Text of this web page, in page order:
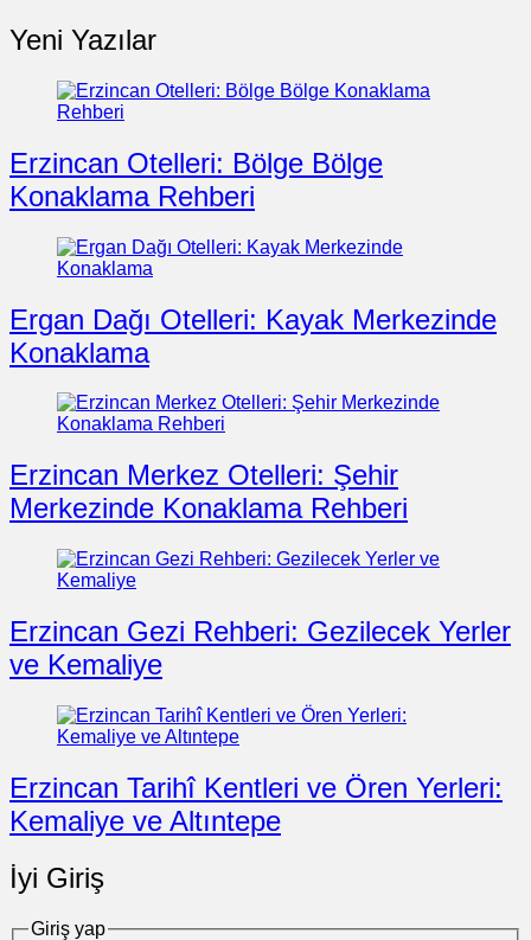
Yeni Yazılar
Erzincan Otelleri: Bölge Bölge
Konaklama Rehberi
Ergan Dağı Otelleri: Kayak Merkezinde
Konaklama
Erzincan Merkez Otelleri: Şehir
Merkezinde Konaklama Rehberi
Erzincan Gezi Rehberi: Gezilecek Yerler
ve Kemaliye
Erzincan Tarihî Kentleri ve Ören Yerleri:
Kemaliye ve Altıntepe
İyi Giriş
Giriş yap